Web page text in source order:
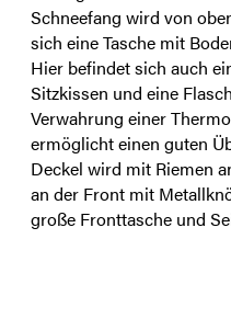
Schneefang wird von
sich eine Tasche mit
Hier befindet sich auch
Sitzkissen und eine
Verwahrung einer
ermöglicht einen guten
Deckel wird mit Riemen
an der Front mit
große Fronttasche und